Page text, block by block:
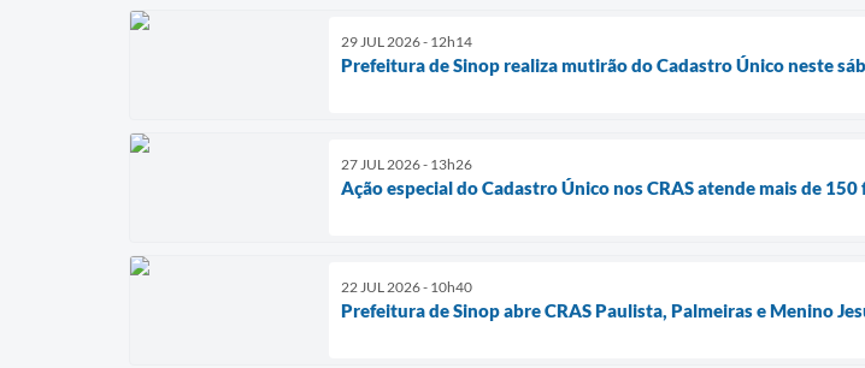
29 JUL 2026 - 12h14
Prefeitura de Sinop realiza mutirão do Cadastro Único neste
27 JUL 2026 - 13h26
Ação especial do Cadastro Único nos CRAS atende mais de 150
22 JUL 2026 - 10h40
Prefeitura de Sinop abre CRAS Paulista, Palmeiras e Menino